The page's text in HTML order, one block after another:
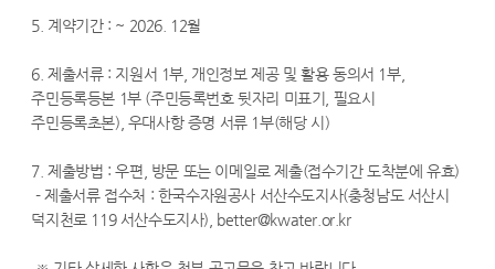
5. 계약기간 : ~ 2026. 12월
6. 제출서류 : 지원서 1부, 개인정보 제공 및 활용 동의서 1부,
주민등록등본 1부 (주민등록번호 뒷자리 미표기, 필요시
주민등록초본), 우대사항 증명 서류 1부(해당 시)
7. 제출방법 : 우편, 방문 또는 이메일로 제출(접수기간 도착분에 유효)
- 제출서류 접수처 : 한국수자원공사 서산수도지사(충청남도 서산시
덕지천로 119 서산수도지사), better@kwater.or.kr